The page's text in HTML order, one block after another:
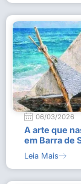
06/03/2026
A arte que
em Barra de
Leia Mais